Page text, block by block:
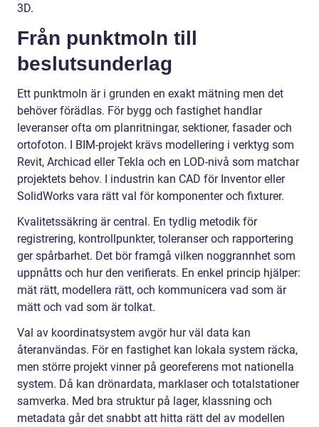
3D.
Från punktmoln till
beslutsunderlag
Ett punktmoln är i grunden en exakt mätning men det
behöver förädlas. För bygg och fastighet handlar
leveranser ofta om planritningar, sektioner, fasader och
ortofoton. I BIM-projekt krävs modellering i verktyg som
Revit, Archicad eller Tekla och en LOD-nivå som matchar
projektets behov. I industrin kan CAD för Inventor eller
SolidWorks vara rätt val för komponenter och fixturer.
Kvalitetssäkring är central. En tydlig metodik för
registrering, kontrollpunkter, toleranser och rapportering
ger spårbarhet. Det bör framgå vilken noggrannhet som
uppnåtts och hur den verifierats. En enkel princip hjälper:
mät rätt, modellera rätt, och kommunicera vad som är
mätt och vad som är tolkat.
Val av koordinatsystem avgör hur väl data kan
återanvändas. För en fastighet kan lokala system räcka,
men större projekt vinner på georeferens mot nationella
system. Då kan drönardata, marklaser och totalstationer
samverka. Med bra struktur på lager, klassning och
metadata går det snabbt att hitta rätt del av modellen